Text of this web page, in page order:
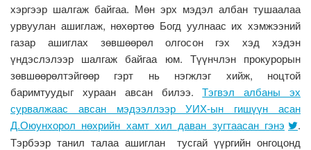
хэргээр шалгаж байгаа. Мөн эрх мэдэл албан тушаалаа
урвуулан ашиглаж, нөхөртөө Богд уулнаас их хэмжээний
газар ашиглах зөвшөөрөл олгосон гэх хэд хэдэн
үндэслэлээр шалгаж байгаа юм. Түүнчлэн прокурорын
зөвшөөрөлтэйгөөр гэрт нь нэгжлэг хийж, ноцтой
баримтуудыг хураан авсан билээ.Тэгвэл албаны эх
сурвалжаас авсан мэдээллээр УИХ-ын гишүүн асан
Д.Оюунхорол нөхрийн хамт хил даван зугтаасан гэнэ
.
Тэрбээр танил талаа ашиглан тусгай үүргийн онгоцонд